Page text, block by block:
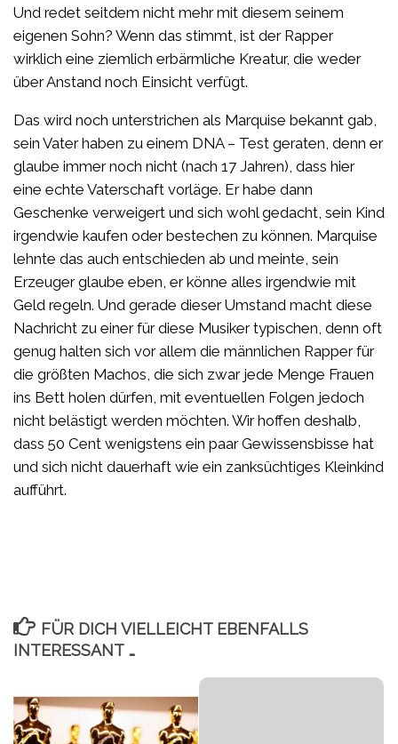
Und redet seitdem nicht mehr mit diesem seinem
eigenen Sohn? Wenn das stimmt, ist der Rapper
wirklich eine ziemlich erbärmliche Kreatur, die weder
über Anstand noch Einsicht verfügt.
Das wird noch unterstrichen als Marquise bekannt gab,
sein Vater haben zu einem DNA – Test geraten, denn er
glaube immer noch nicht (nach 17 Jahren), dass hier
eine echte Vaterschaft vorläge. Er habe dann
Geschenke verweigert und sich wohl gedacht, sein Kind
irgendwie kaufen oder bestechen zu können. Marquise
lehnte das auch entschieden ab und meinte, sein
Erzeuger glaube eben, er könne alles irgendwie mit
Geld regeln. Und gerade dieser Umstand macht diese
Nachricht zu einer für diese Musiker typischen, denn oft
genug halten sich vor allem die männlichen Rapper für
die größten Machos, die sich zwar jede Menge Frauen
ins Bett holen dürfen, mit eventuellen Folgen jedoch
nicht belästigt werden möchten. Wir hoffen deshalb,
dass 50 Cent wenigstens ein paar Gewissensbisse hat
und sich nicht dauerhaft wie ein zanksüchtiges Kleinkind
aufführt.
FÜR DICH VIELLEICHT EBENFALLS
INTERESSANT …